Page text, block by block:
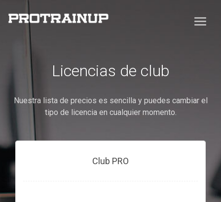
Licencias de club
Nuestra lista de precios es sencilla y puedes cambiar el
tipo de licencia en cualquier momento.
Club PRO